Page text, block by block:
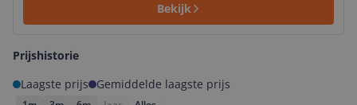
Bekijk
Prijshistorie
Laagste prijs
Gemiddelde laagste prijs